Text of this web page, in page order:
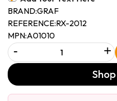
BRAND:GRAF
REFERENCE:RX-2012
MPN:A01010
- +